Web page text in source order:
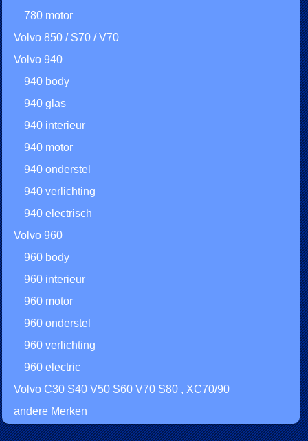
780 motor
Volvo 850 / S70 / V70
Volvo 940
940 body
940 glas
940 interieur
940 motor
940 onderstel
940 verlichting
940 electrisch
Volvo 960
960 body
960 interieur
960 motor
960 onderstel
960 verlichting
960 electric
Volvo C30 S40 V50 S60 V70 S80 , XC70/90
andere Merken